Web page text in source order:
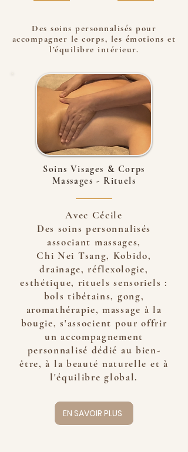
Des soins personnalisés pour
accompagner le corps, les émotions et
l’équilibre intérieur.
Soins Visages & Corps
Massages - Rituels
Avec Cécile
Des soins personnalisés
associant massages,
Chi Nei Tsang, Kobido,
drainage, réflexologie,
esthétique, rituels sensoriels :
bols tibétains, gong,
aromathérapie, massage à la
bougie, s'associent pour offrir
un accompagnement
personnalisé dédié au bien-
être, à la beauté naturelle et à
l'équilibre global.
EN SAVOIR PLUS